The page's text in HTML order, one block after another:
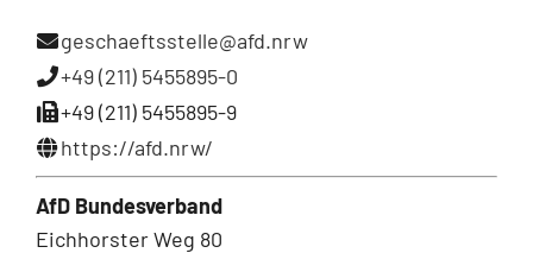
geschaeftsstelle@afd.nrw
+49 (211) 5455895-0
+49 (211) 5455895-9
https://afd.nrw/
AfD Bundesverband
Eichhorster Weg 80